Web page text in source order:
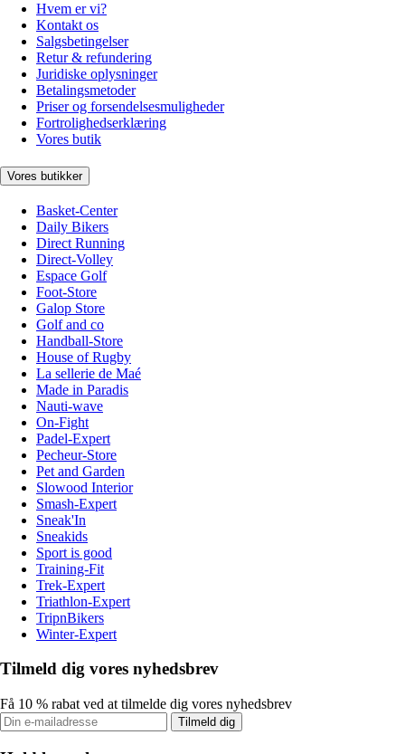
Hvem er vi?
Kontakt os
Salgsbetingelser
Retur & refundering
Juridiske oplysninger
Betalingsmetoder
Priser og forsendelsesmuligheder
Fortrolighedserklæring
Vores butik
Vores butikker
Basket-Center
Daily Bikers
Direct Running
Direct-Volley
Espace Golf
Foot-Store
Galop Store
Golf and co
Handball-Store
House of Rugby
La sellerie de Maé
Made in Paradis
Nauti-wave
On-Fight
Padel-Expert
Pecheur-Store
Pet and Garden
Slowood Interior
Smash-Expert
Sneak'In
Sneakids
Sport is good
Training-Fit
Trek-Expert
Triathlon-Expert
TripnBikers
Winter-Expert
Tilmeld dig vores nyhedsbrev
Få 10 % rabat ved at tilmelde dig vores nyhedsbrev
Tilmeld dig